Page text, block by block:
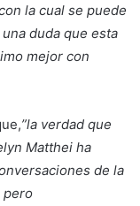
la cual se puede
duda que esta
mejor con
”la verdad que
Matthei ha
de la
pero